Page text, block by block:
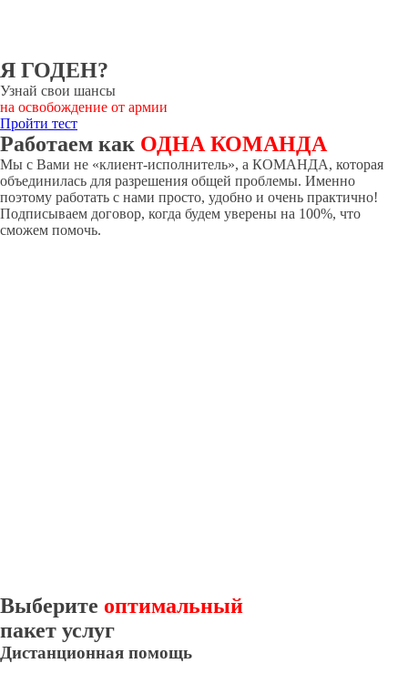
Я ГОДЕН?
Узнай свои шансы
на освобождение от армии
Пройти тест
Работаем как ОДНА КОМАНДА
Мы с Вами не «клиент-исполнитель», а КОМАНДА, которая
объединилась для разрешения общей проблемы. Именно
поэтому работать с нами просто, удобно и очень практично!
Подписываем договор, когда будем уверены на 100%, что
сможем помочь.
Выберите оптимальный
пакет услуг
Дистанционная помощь